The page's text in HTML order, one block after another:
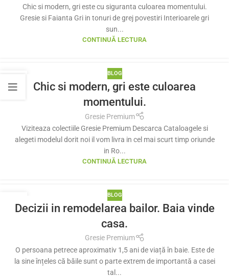
Chic si modern, gri este cu siguranta culoarea momentului.
Gresie si Faianta Gri in tonuri de grej povestiri Interioarele gri
sun...
CONTINUĂ LECTURA
MAI
BLOG
Chic si modern, gri este culoarea
momentului.
Gresie Premium
Viziteaza colectiile Gresie Premium Descarca Cataloagele si
alegeti modelul dorit noi il vom livra in cel mai scurt timp oriunde
in Ro...
CONTINUĂ LECTURA
08
IUL.
BLOG
Decizii in remodelarea bailor. Baia vinde
casa.
Gresie Premium
O persoana petrece aproximativ 1,5 ani de viață în baie. Este de
la sine înțeles că băile sunt o parte extrem de importantă a casei
tal...